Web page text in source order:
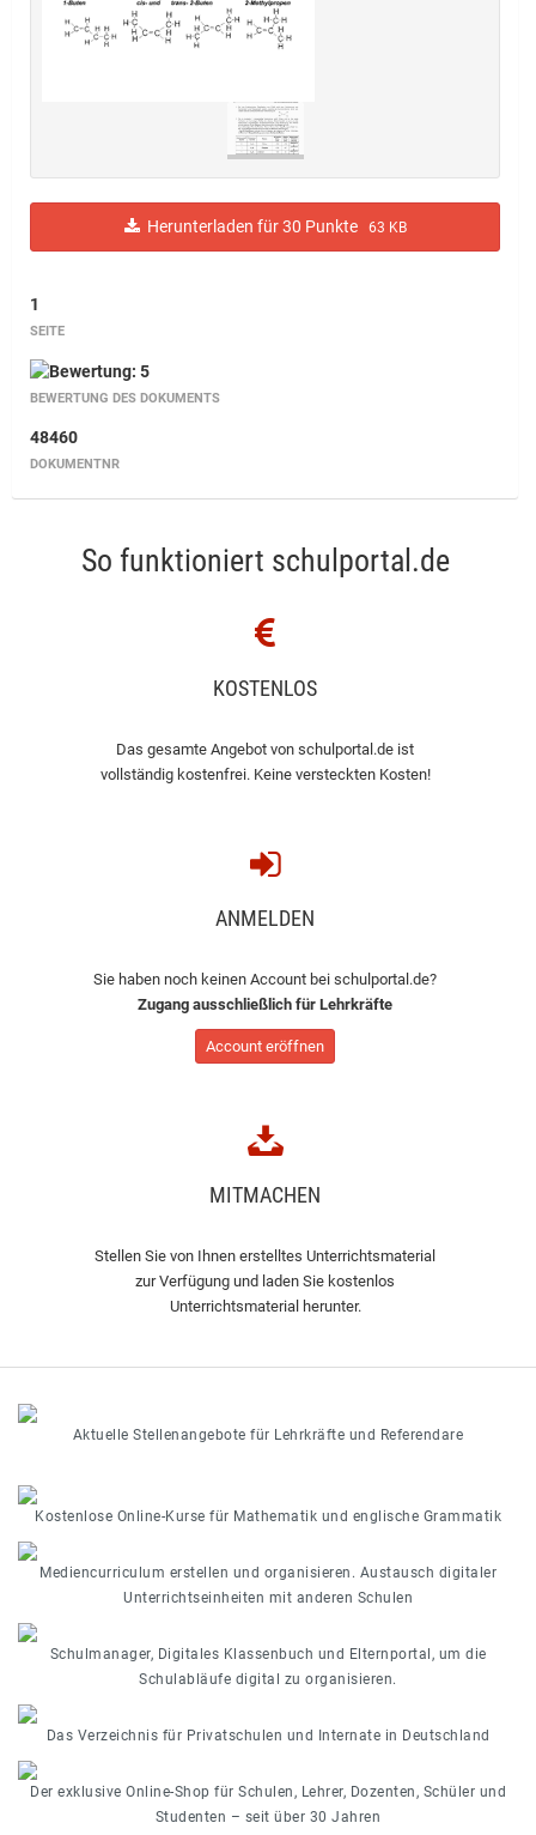
Herunterladen für 30 Punkte 63 KB
1
SEITE
BEWERTUNG DES DOKUMENTS
48460
DOKUMENTNR
So funktioniert schulportal.de
KOSTENLOS
Das gesamte Angebot von schulportal.de ist
vollständig kostenfrei. Keine versteckten Kosten!
ANMELDEN
Sie haben noch keinen Account bei schulportal.de?
Zugang ausschließlich für Lehrkräfte
Account eröffnen
MITMACHEN
Stellen Sie von Ihnen erstelltes Unterrichtsmaterial
zur Verfügung und laden Sie kostenlos
Unterrichtsmaterial herunter.
Aktuelle Stellenangebote für Lehrkräfte und Referendare
Kostenlose Online-Kurse für Mathematik und englische Grammatik
Mediencurriculum erstellen und organisieren. Austausch digitaler
Unterrichtseinheiten mit anderen Schulen
Schulmanager, Digitales Klassenbuch und Elternportal, um die
Schulabläufe digital zu organisieren.
Das Verzeichnis für Privatschulen und Internate in Deutschland
Der exklusive Online-Shop für Schulen, Lehrer, Dozenten, Schüler und
Studenten – seit über 30 Jahren